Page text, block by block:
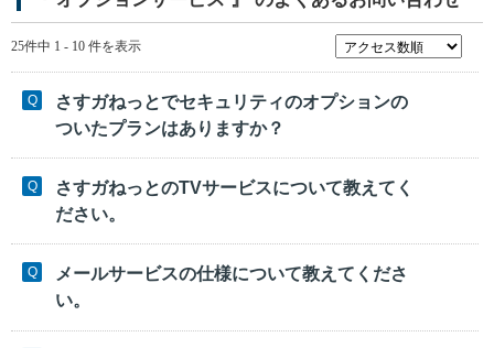
25件中 1 - 10 件を表示
さすガねっとでセキュリティのオプションの
ついたプランはありますか？
さすガねっとのTVサービスについて教えてく
ださい。
メールサービスの仕様について教えてくださ
い。